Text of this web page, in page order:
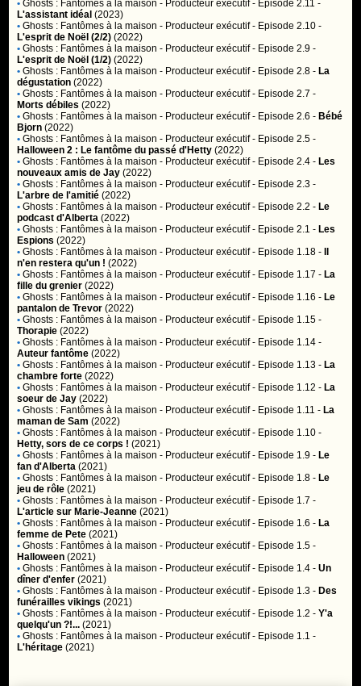
• Ghosts : Fantômes à la maison - Producteur exécutif - Episode 2.11 -
L'assistant idéal (2023)
• Ghosts : Fantômes à la maison - Producteur exécutif - Episode 2.10 -
L'esprit de Noël (2/2) (2022)
• Ghosts : Fantômes à la maison - Producteur exécutif - Episode 2.9 -
L'esprit de Noël (1/2) (2022)
• Ghosts : Fantômes à la maison - Producteur exécutif - Episode 2.8 - La
dégustation (2022)
• Ghosts : Fantômes à la maison - Producteur exécutif - Episode 2.7 -
Morts débiles (2022)
• Ghosts : Fantômes à la maison - Producteur exécutif - Episode 2.6 - Bébé
Bjorn (2022)
• Ghosts : Fantômes à la maison - Producteur exécutif - Episode 2.5 -
Halloween 2 : Le fantôme du passé d'Hetty (2022)
• Ghosts : Fantômes à la maison - Producteur exécutif - Episode 2.4 - Les
nouveaux amis de Jay (2022)
• Ghosts : Fantômes à la maison - Producteur exécutif - Episode 2.3 -
L'arbre de l'amitié (2022)
• Ghosts : Fantômes à la maison - Producteur exécutif - Episode 2.2 - Le
podcast d'Alberta (2022)
• Ghosts : Fantômes à la maison - Producteur exécutif - Episode 2.1 - Les
Espions (2022)
• Ghosts : Fantômes à la maison - Producteur exécutif - Episode 1.18 -
n'en restera qu'un ! (2022)
• Ghosts : Fantômes à la maison - Producteur exécutif - Episode 1.17 - La
fille du grenier (2022)
• Ghosts : Fantômes à la maison - Producteur exécutif - Episode 1.16 - Le
pantalon de Trevor (2022)
• Ghosts : Fantômes à la maison - Producteur exécutif - Episode 1.15 -
Thorapie (2022)
• Ghosts : Fantômes à la maison - Producteur exécutif - Episode 1.14 -
Auteur fantôme (2022)
• Ghosts : Fantômes à la maison - Producteur exécutif - Episode 1.13 - La
chambre forte (2022)
• Ghosts : Fantômes à la maison - Producteur exécutif - Episode 1.12 - La
soeur de Jay (2022)
• Ghosts : Fantômes à la maison - Producteur exécutif - Episode 1.11 - La
maman de Sam (2022)
• Ghosts : Fantômes à la maison - Producteur exécutif - Episode 1.10 -
Hetty, sors de ce corps ! (2021)
• Ghosts : Fantômes à la maison - Producteur exécutif - Episode 1.9 - Le
fan d'Alberta (2021)
• Ghosts : Fantômes à la maison - Producteur exécutif - Episode 1.8 - Le
jeu de rôle (2021)
• Ghosts : Fantômes à la maison - Producteur exécutif - Episode 1.7 -
L'article sur Marie-Jeanne (2021)
• Ghosts : Fantômes à la maison - Producteur exécutif - Episode 1.6 - La
femme de Pete (2021)
• Ghosts : Fantômes à la maison - Producteur exécutif - Episode 1.5 -
Halloween (2021)
• Ghosts : Fantômes à la maison - Producteur exécutif - Episode 1.4 -Un
dîner d'enfer (2021)
• Ghosts : Fantômes à la maison - Producteur exécutif - Episode 1.3 - Des
funérailles vikings (2021)
• Ghosts : Fantômes à la maison - Producteur exécutif - Episode 1.2 -Y'a
quelqu'un ?!... (2021)
• Ghosts : Fantômes à la maison - Producteur exécutif - Episode 1.1 -
L'héritage (2021)